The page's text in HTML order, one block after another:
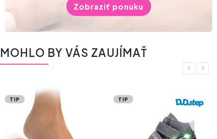
Zobraziť ponuku
MOHLO BY VÁS ZAUJÍMAŤ
Previous
TIP TIP
Next